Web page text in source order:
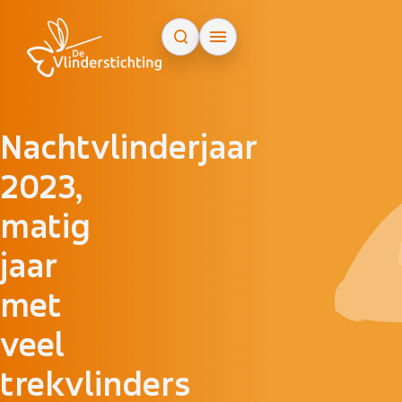
Nachtvlinderjaar
2023,
matig
jaar
met
veel
trekvlinders